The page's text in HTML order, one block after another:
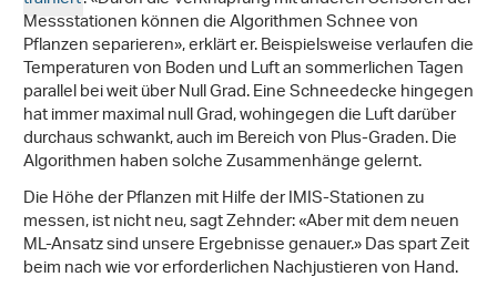
Messstationen können die Algorithmen Schnee von
Pflanzen separieren», erklärt er. Beispielsweise verlaufen die
Temperaturen von Boden und Luft an sommerlichen Tagen
parallel bei weit über Null Grad. Eine Schneedecke hingegen
hat immer maximal null Grad, wohingegen die Luft darüber
durchaus schwankt, auch im Bereich von Plus-Graden. Die
Algorithmen haben solche Zusammenhänge gelernt.
Die Höhe der Pflanzen mit Hilfe der IMIS-Stationen zu
messen, ist nicht neu, sagt Zehnder: «Aber mit dem neuen
ML-Ansatz sind unsere Ergebnisse genauer.» Das spart Zeit
beim nach wie vor erforderlichen Nachjustieren von Hand.